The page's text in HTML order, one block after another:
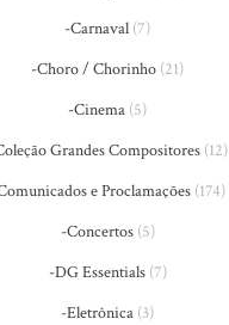
-Carnaval (7)
-Choro / Chorinho (21)
-Cinema (5)
Grandes Compositores(12)
e Proclamações(174)
-Concertos(5)
-DG Essentials(7)
-Eletrônica (3)